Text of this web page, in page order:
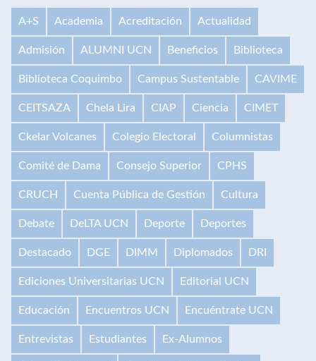
A+S Academia Acreditación Actualidad
Admisión ALUMNI UCN Beneficios Biblioteca
Biblioteca Coquimbo Campus Sustentable CAVIME
CEITSAZA Chela Lira CIAP Ciencia CIMET
Ckelar Volcanes Colegio Electoral Columnistas
Comité de Dama Consejo Superior CPHS
CRUCH Cuenta Pública de Gestión Cultura
Debate DeLTA UCN Deporte Deportes
Destacado DGE DIMM Diplomados DRI
Ediciones Universitarias UCN Editorial UCN
Educación Encuentros UCN Encuéntrate UCN
Entrevistas Estudiantes Ex-Alumnos